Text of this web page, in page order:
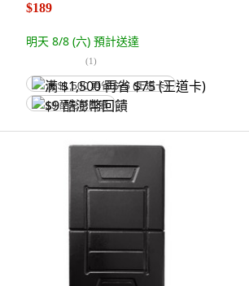
$189
明天 8/8 (六) 預計送達
(1)
满 $1,500 再省 $75 (王道卡)
$9 酷澎幣回饋